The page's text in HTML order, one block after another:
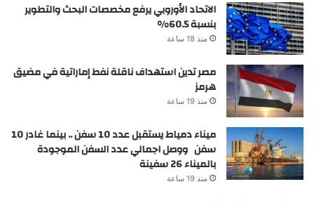
الاتحاد الأوروبي يرفع مخصصات البحث والتطوير
بنسبة 60.5%
منذ 18 ساعة
مصر تدين استهداف ناقلة نفط إماراتية في مضيق
هرمز
منذ 19 ساعة
ميناء دمياط يستقبل عدد 10 سفن .. بينما غادر 10
سفن ووصل اجمالي عدد السفن الموجودة
بالميناء 26 سفينة
منذ 19 ساعة